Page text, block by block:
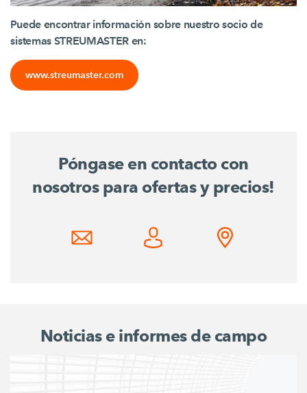
Puede encontrar información sobre nuestro socio de
sistemas STREUMASTER en:
www.streumaster.com
Póngase en contacto con
nosotros para ofertas y precios!
Noticias e informes de campo